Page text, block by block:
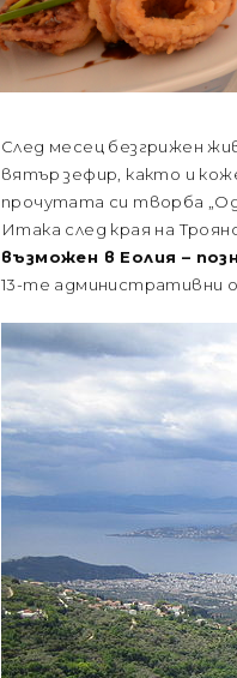
След месец безгрижен
вятър зефир, както и
прочутата си творба
Итака след края на
възможен в Еолия –
13-те административни